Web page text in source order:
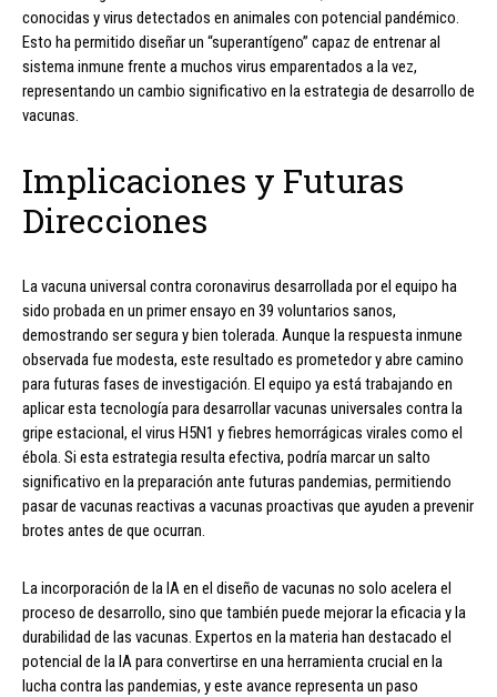
conocidas y virus detectados en animales con potencial pandémico.
Esto ha permitido diseñar un “superantígeno” capaz de entrenar al
sistema inmune frente a muchos virus emparentados a la vez,
representando un cambio significativo en la estrategia de desarrollo de
vacunas.
Implicaciones y Futuras
Direcciones
La vacuna universal contra coronavirus desarrollada por el equipo ha
sido probada en un primer ensayo en 39 voluntarios sanos,
demostrando ser segura y bien tolerada. Aunque la respuesta inmune
observada fue modesta, este resultado es prometedor y abre camino
para futuras fases de investigación. El equipo ya está trabajando en
aplicar esta tecnología para desarrollar vacunas universales contra la
gripe estacional, el virus H5N1 y fiebres hemorrágicas virales como el
ébola. Si esta estrategia resulta efectiva, podría marcar un salto
significativo en la preparación ante futuras pandemias, permitiendo
pasar de vacunas reactivas a vacunas proactivas que ayuden a prevenir
brotes antes de que ocurran.
La incorporación de la IA en el diseño de vacunas no solo acelera el
proceso de desarrollo, sino que también puede mejorar la eficacia y la
durabilidad de las vacunas. Expertos en la materia han destacado el
potencial de la IA para convertirse en una herramienta crucial en la
lucha contra las pandemias, y este avance representa un paso